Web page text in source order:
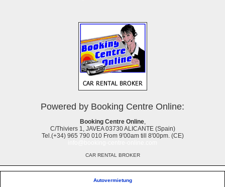
Autovermietung
Powered by Booking Centre Online:
Booking Centre Online,
C/Thiviers 1, JAVEA 03730 ALICANTE (Spain)
Tel.(+34) 965 790 010 From 9'00am till 8'00pm. (CE)
CAR RENTAL BROKER